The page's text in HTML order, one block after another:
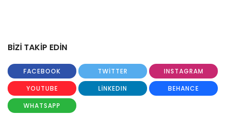
BİZİ TAKİP EDİN
FACEBOOK TWITTER
INSTAGRAM
YOUTUBE
LINKEDIN
BEHANCE
WHATSAPP